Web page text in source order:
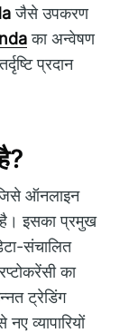
जैसे उपकरण
का अन्वेषण
प्रदान
ऑनलाइन
है। इसका प्रमुख
संचालित
का
ट्रेडिंग
व्यापारियों